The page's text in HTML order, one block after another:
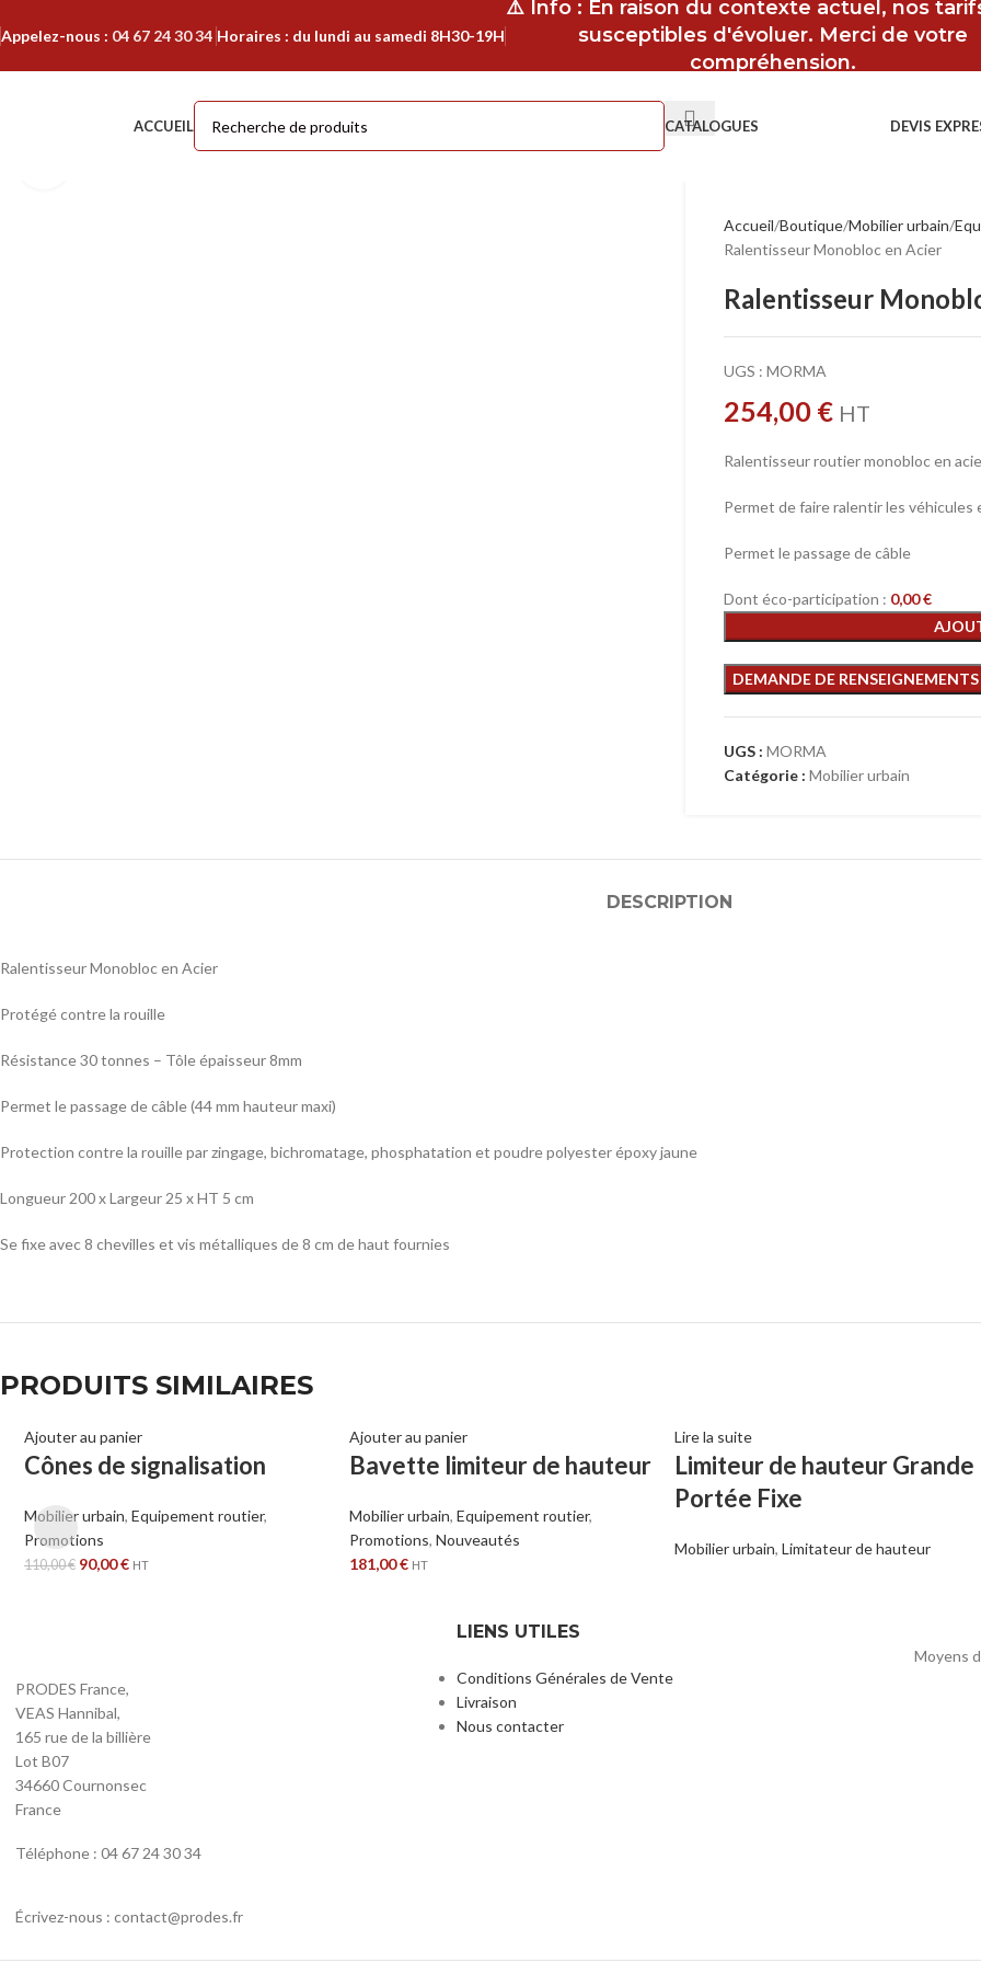
Appelez-nous : 04 67 24 30 34 Horaires : du lundi au samedi 8H30-19H
⚠️ Info : En raison du contexte actuel, nos
susceptibles d'évoluer. Merci de votre
compréhension.
ACCUEIL CATALOGUES DEVIS
Accueil Boutique Mobilier urbain
Ralentisseur Monobloc en Acier
Ralentisseur
UGS : MORMA
254,00 € HT
Ralentisseur routier monobloc en
Permet de faire ralentir les
Permet le passage de câble
Dont éco-participation : 0,00€
UGS : MORMA
Catégorie : Mobilier urbain
DESCRIPTION
Ralentisseur Monobloc en Acier
Protégé contre la rouille
Résistance 30 tonnes – Tôle épaisseur 8mm
Permet le passage de câble (44 mm hauteur maxi)
Protection contre la rouille par zingage, bichromatage, phosphatation et poudre polyester époxy jaune
Longueur 200 x Largeur 25 x HT 5 cm
Se fixe avec 8 chevilles et vis métalliques de 8 cm de haut fournies
PRODUITS SIMILAIRES
Ajouter au panier
Cônes de signalisation
Mobilier urbain, Equipement routier,
Promotions
110,00€ 90,00€ HT
Ajouter au panier
Bavette limiteur de hauteur
Mobilier urbain, Equipement routier,
Promotions, Nouveautés
181,00€ HT
Lire la suite
Limiteur de hauteur Grande
Portée Fixe
Mobilier urbain, Limitateur de hauteur
PRODES France,
VEAS Hannibal,
165 rue de la billière
Lot B07
34660 Cournonsec
France
Téléphone : 04 67 24 30 34
Écrivez-nous : contact@prodes.fr
LIENS UTILES
Conditions Générales de Vente
Livraison
Nous contacter
Moyens